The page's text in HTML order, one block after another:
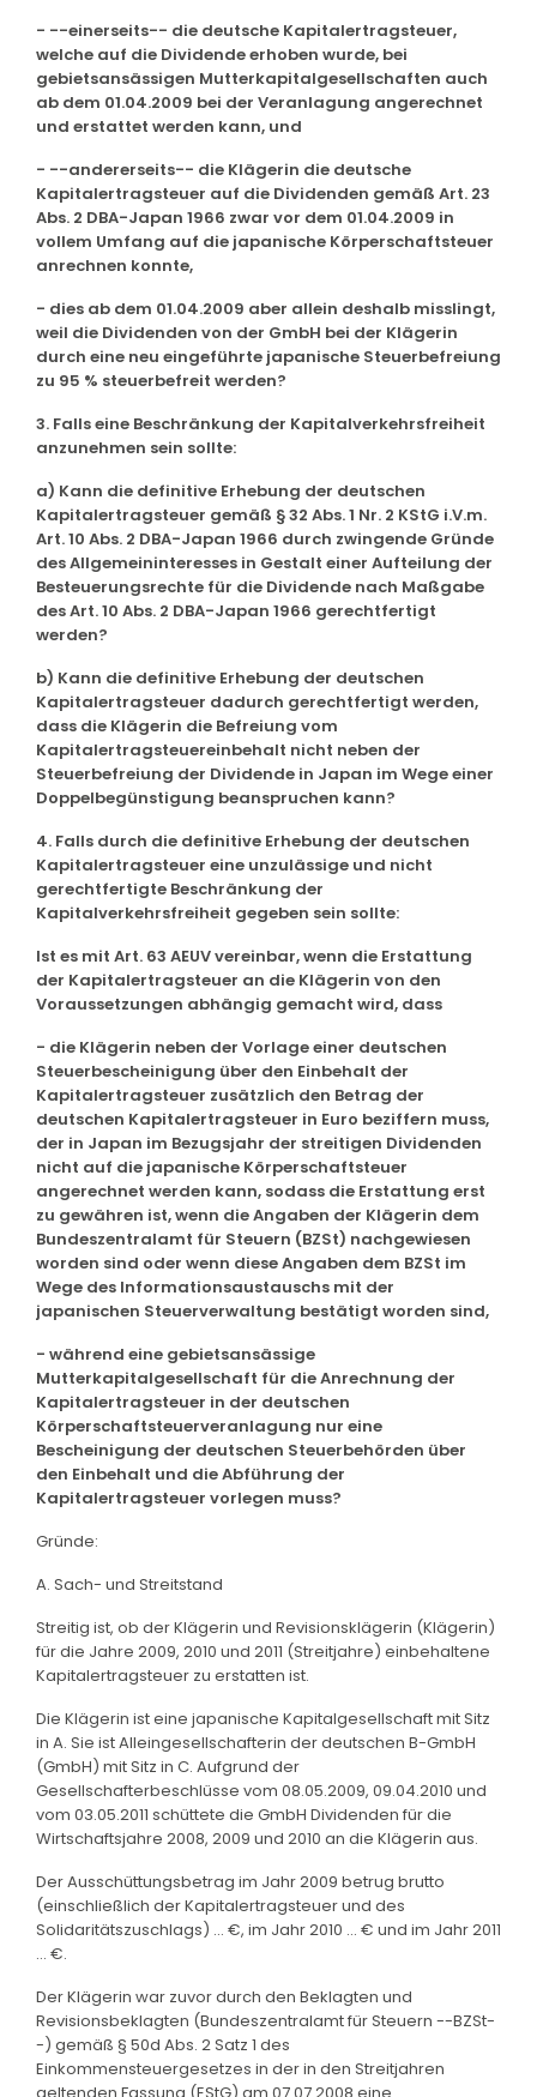
- --einerseits-- die deutsche Kapitalertragsteuer,
welche auf die Dividende erhoben wurde, bei
gebietsansässigen Mutterkapitalgesellschaften auch
ab dem 01.04.2009 bei der Veranlagung angerechnet
und erstattet werden kann, und
- --andererseits-- die Klägerin die deutsche
Kapitalertragsteuer auf die Dividenden gemäß Art. 23
Abs. 2 DBA-Japan 1966 zwar vor dem 01.04.2009 in
vollem Umfang auf die japanische Körperschaftsteuer
anrechnen konnte,
- dies ab dem 01.04.2009 aber allein deshalb misslingt,
weil die Dividenden von der GmbH bei der Klägerin
durch eine neu eingeführte japanische Steuerbefreiung
zu 95 % steuerbefreit werden?
3. Falls eine Beschränkung der Kapitalverkehrsfreiheit
anzunehmen sein sollte:
a) Kann die definitive Erhebung der deutschen
Kapitalertragsteuer gemäß § 32 Abs. 1 Nr. 2 KStG i.V.m.
Art. 10 Abs. 2 DBA-Japan 1966 durch zwingende Gründe
des Allgemeininteresses in Gestalt einer Aufteilung der
Besteuerungsrechte für die Dividende nach Maßgabe
des Art. 10 Abs. 2 DBA-Japan 1966 gerechtfertigt
werden?
b) Kann die definitive Erhebung der deutschen
Kapitalertragsteuer dadurch gerechtfertigt werden,
dass die Klägerin die Befreiung vom
Kapitalertragsteuereinbehalt nicht neben der
Steuerbefreiung der Dividende in Japan im Wege einer
Doppelbegünstigung beanspruchen kann?
4. Falls durch die definitive Erhebung der deutschen
Kapitalertragsteuer eine unzulässige und nicht
gerechtfertigte Beschränkung der
Kapitalverkehrsfreiheit gegeben sein sollte:
Ist es mit Art. 63 AEUV vereinbar, wenn die Erstattung
der Kapitalertragsteuer an die Klägerin von den
Voraussetzungen abhängig gemacht wird, dass
- die Klägerin neben der Vorlage einer deutschen
Steuerbescheinigung über den Einbehalt der
Kapitalertragsteuer zusätzlich den Betrag der
deutschen Kapitalertragsteuer in Euro beziffern muss,
der in Japan im Bezugsjahr der streitigen Dividenden
nicht auf die japanische Körperschaftsteuer
angerechnet werden kann, sodass die Erstattung erst
zu gewähren ist, wenn die Angaben der Klägerin dem
Bundeszentralamt für Steuern (BZSt) nachgewiesen
worden sind oder wenn diese Angaben dem BZSt im
Wege des Informationsaustauschs mit der
japanischen Steuerverwaltung bestätigt worden sind,
- während eine gebietsansässige
Mutterkapitalgesellschaft für die Anrechnung der
Kapitalertragsteuer in der deutschen
Körperschaftsteuerveranlagung nur eine
Bescheinigung der deutschen Steuerbehörden über
den Einbehalt und die Abführung der
Kapitalertragsteuer vorlegen muss?
Gründe:
A. Sach- und Streitstand
Streitig ist, ob der Klägerin und Revisionsklägerin (Klägerin)
für die Jahre 2009, 2010 und 2011 (Streitjahre) einbehaltene
Kapitalertragsteuer zu erstatten ist.
Die Klägerin ist eine japanische Kapitalgesellschaft mit Sitz
in A. Sie ist Alleingesellschafterin der deutschen B-GmbH
(GmbH) mit Sitz in C. Aufgrund der
Gesellschafterbeschlüsse vom 08.05.2009, 09.04.2010 und
vom 03.05.2011 schüttete die GmbH Dividenden für die
Wirtschaftsjahre 2008, 2009 und 2010 an die Klägerin aus.
Der Ausschüttungsbetrag im Jahr 2009 betrug brutto
(einschließlich der Kapitalertragsteuer und des
Solidaritätszuschlags) ... €, im Jahr 2010 ... € und im Jahr 2011
... €.
Der Klägerin war zuvor durch den Beklagten und
Revisionsbeklagten (Bundeszentralamt für Steuern --BZSt-
-) gemäß § 50d Abs. 2 Satz 1 des
Einkommensteuergesetzes in der in den Streitjahren